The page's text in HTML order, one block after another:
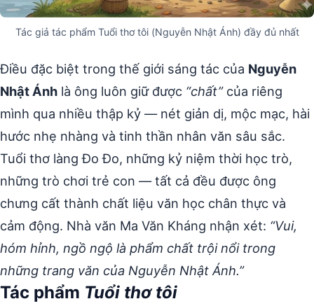
Tác giả tác phẩm Tuổi thơ tôi (Nguyễn Nhật Ánh) đầy đủ nhất
Điều đặc biệt trong thế giới sáng tác của Nguyễn
Nhật Ánh là ông luôn giữ được “chất”của riêng
mình qua nhiều thập kỷ — nét giản dị, mộc mạc, hài
hước nhẹ nhàng và tinh thần nhân văn sâu sắc.
Tuổi thơ làng Đo Đo, những kỷ niệm thời học trò,
những trò chơi trẻ con — tất cả đều được ông
chưng cất thành chất liệu văn học chân thực và
cảm động. Nhà văn Ma Văn Kháng nhận xét: “Vui,
hóm hỉnh, ngồ ngộ là phẩm chất trội nổi trong
những trang văn của Nguyễn Nhật Ánh.”
Tác phẩm Tuổi thơ tôi